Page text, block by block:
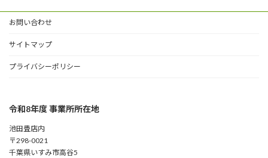
お問い合わせ
サイトマップ
プライバシーポリシー
令和8年度 事業所所在地
池田畳店内
〒298-0021
千葉県いすみ市高谷5